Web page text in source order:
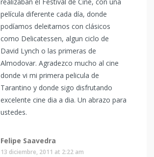
película diferente cada día, donde
podíamos deleitarnos con clásicos
como Delicatessen, algun ciclo de
David Lynch o las primeras de
Almodovar. Agradezco mucho al cine
donde vi mi primera pelicula de
Tarantino y donde sigo disfrutando
excelente cine dia a dia. Un abrazo para
ustedes.
Felipe Saavedra
13 diciembre, 2011 at 2:22 am